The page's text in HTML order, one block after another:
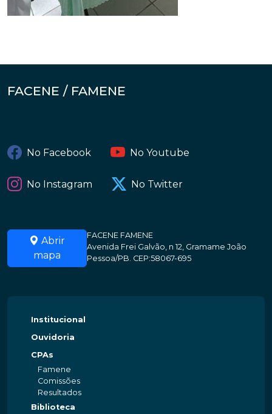
FACENE / FAMENE
No Facebook No Youtube
No Instagram No Twitter
Abrir
mapa
FACENE FAMENE
Avenida Frei Galvão, n 12, Gramame João
Pessoa/PB. CEP:58067-695
Institucional
Ouvidoria
CPAs
Famene
Comissões
Resultados
Biblioteca